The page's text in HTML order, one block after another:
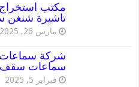
تاشيرة شنغن
مارس 26, 2025
سماعات سقف BOSE أصلية
فبراير 5, 2025